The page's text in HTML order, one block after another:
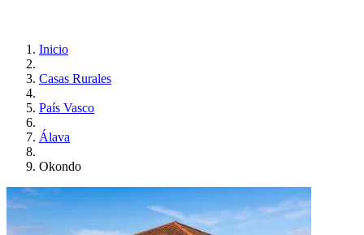
Inicio
Casas Rurales
País Vasco
Álava
Okondo